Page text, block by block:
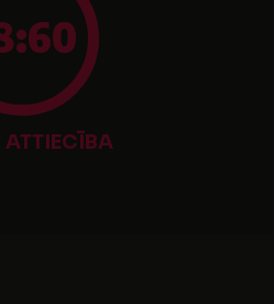
ATTIECĪBA